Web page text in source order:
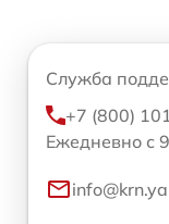
Служба
+7 (800)
Ежедневно с